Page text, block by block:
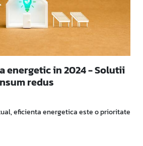
energetic in 2024 - Solutii
redus
eficienta energetica este o prioritate